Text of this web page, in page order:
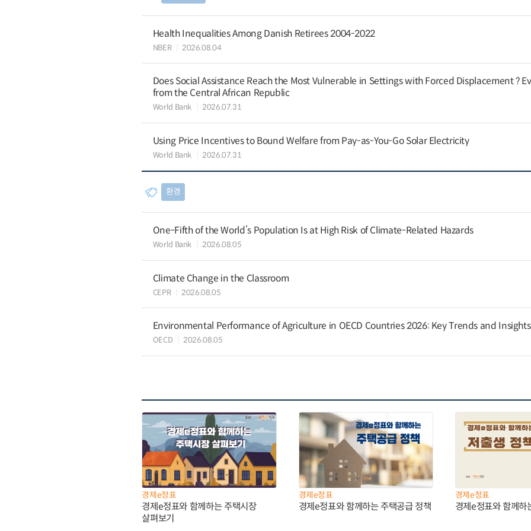
Health Inequalities Among Danish Retirees 2004-2022
NBER 2026.08.04
Does Social Assistance Reach the Most Vulnerable in Settings with Forced Displacement ?
from the Central African Republic
World Bank 2026.07.31
Using Price Incentives to Bound Welfare from Pay-as-You-Go Solar Electricity
World Bank 2026.07.31
환경
One-Fifth of the World’s Population Is at High Risk of Climate-Related Hazards
World Bank 2026.08.05
Climate Change in the Classroom
CEPR 2026.08.05
Environmental Performance of Agriculture in OECD Countries 2026: Key Trends and Insights
OECD 2026.08.05
경제e정표
경제e정표와 함께하는 주택시장
살펴보기
경제e정표
경제e정표와 함께하는 주택공급 정책
경제e정표
경제e정표와 함께하